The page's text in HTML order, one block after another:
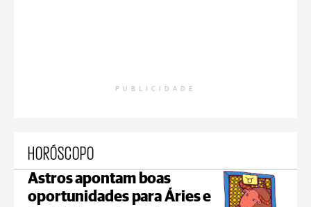
PUBLICIDADE
HORÓSCOPO
Astros apontam boas
oportunidades para Áries e